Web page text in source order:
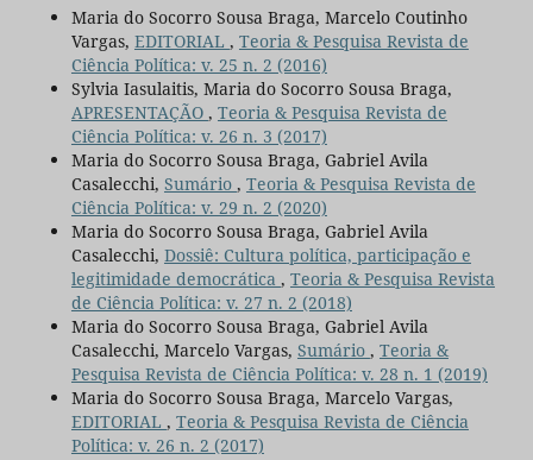
Maria do Socorro Sousa Braga, Marcelo Coutinho
Vargas, EDITORIAL , Teoria & Pesquisa Revista de
Ciência Política: v. 25 n. 2 (2016)
Sylvia Iasulaitis, Maria do Socorro Sousa Braga,
APRESENTAÇÃO , Teoria & Pesquisa Revista de
Ciência Política: v. 26 n. 3 (2017)
Maria do Socorro Sousa Braga, Gabriel Avila
Casalecchi, Sumário , Teoria & Pesquisa Revista de
Ciência Política: v. 29 n. 2 (2020)
Maria do Socorro Sousa Braga, Gabriel Avila
Casalecchi, Dossiê: Cultura política, participação e
legitimidade democrática , Teoria & Pesquisa Revista
de Ciência Política: v. 27 n. 2 (2018)
Maria do Socorro Sousa Braga, Gabriel Avila
Casalecchi, Marcelo Vargas, Sumário , Teoria &
Pesquisa Revista de Ciência Política: v. 28 n. 1 (2019)
Maria do Socorro Sousa Braga, Marcelo Vargas,
EDITORIAL , Teoria & Pesquisa Revista de Ciência
Política: v. 26 n. 2 (2017)